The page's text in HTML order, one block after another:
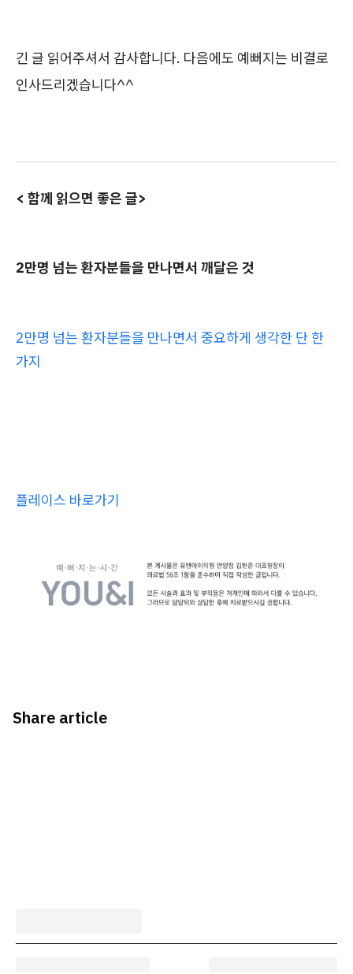
긴 글 읽어주셔서 감사합니다. 다음에도 예뻐지는 비결로
인사드리겠습니다^^
< 함께 읽으면 좋은 글>
2만명 넘는 환자분들을 만나면서 깨달은 것
2만명 넘는 환자분들을 만나면서 중요하게 생각한 단 한
가지
플레이스 바로가기
Share article